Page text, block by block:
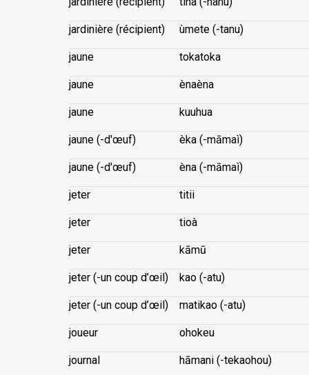
jardinière (récipient) ùmete (-tanu)
jaune tokatoka
jaune ènaèna
jaune kuuhua
jaune (-d'œuf) èka (-māmaì)
jaune (-d'œuf) èna (-māmaì)
jeter titii
jeter tioà
jeter kāmū
jeter (-un coup d’œil) kao (-atu)
jeter (-un coup d’œil) matikao (-atu)
joueur ohokeu
journal hāmani (-tekaohou)